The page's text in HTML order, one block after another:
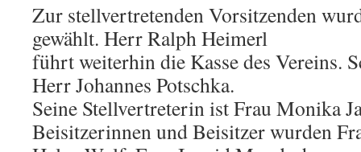
Zur stellvertretenden Vorsitzenden
gewählt. Herr Ralph Heimerl
führt weiterhin die Kasse des Vereins.
Herr Johannes Potschka.
Seine Stellvertreterin ist Frau Monika
Beisitzerinnen und Beisitzer wurden